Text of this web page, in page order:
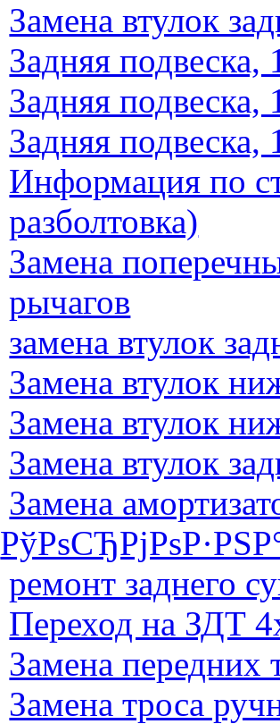
Замена втулок
Задняя подвеска,
Задняя подвеска,
Задняя
Информация по
разболтовка)
Замена
рычагов
замена втулок
Замена втулок
Замена втулок
Замена втулок
Замена
ремонт заднего
Переход на ЗДТ
Замена передних
Замена троса